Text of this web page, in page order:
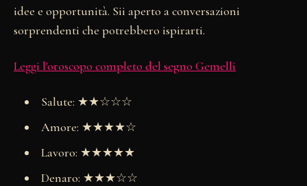
idee e opportunità. Sii aperto a conversazioni
sorprendenti che potrebbero ispirarti.
Leggi l'oroscopo completo del segno Gemelli
Salute: ★★☆☆☆
Amore: ★★★★☆
Lavoro: ★★★★★
Denaro: ★★★☆☆